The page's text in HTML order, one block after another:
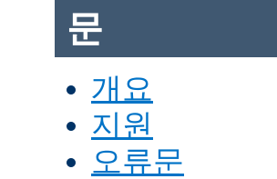
문
개요
지원
오류문